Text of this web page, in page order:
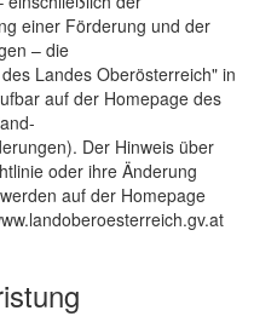
einer Förderung und der
– die
Landes Oberösterreich" in
auf der Homepage des
Der Hinweis über
oder ihre Änderung
auf der Homepage